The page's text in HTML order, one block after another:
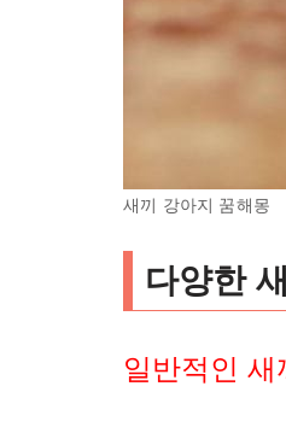
새끼 강아지 꿈해몽
다양한
일반적인